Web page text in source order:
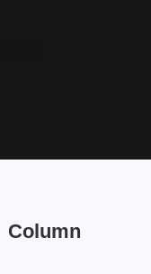
Column